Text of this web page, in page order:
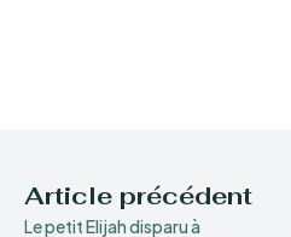
Article précédent
Le petit Elijah disparu à